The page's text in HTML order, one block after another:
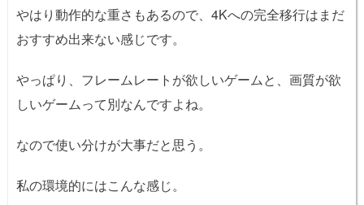
やはり動作的な重さもあるので、4Kへの完全移行はまだ
おすすめ出来ない感じです。
やっぱり、フレームレートが欲しいゲームと、画質が欲
しいゲームって別なんですよね。
なので使い分けが大事だと思う。
私の環境的にはこんな感じ。